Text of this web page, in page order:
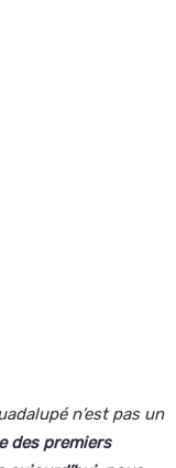
n’est pas un
des premiers